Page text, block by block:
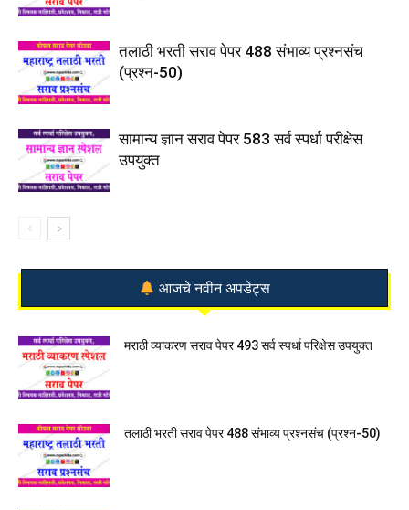
तलाठी भरती सराव पेपर 488 संभाव्य प्रश्नसंच
(प्रश्न-50)
सामान्य ज्ञान सराव पेपर 583 सर्व स्पर्धा परीक्षेस
उपयुक्त
आजचे नवीन अपडेट्स
मराठी व्याकरण सराव पेपर 493 सर्व स्पर्धा परिक्षेस उपयुक्त
तलाठी भरती सराव पेपर 488 संभाव्य प्रश्नसंच (प्रश्न-50)